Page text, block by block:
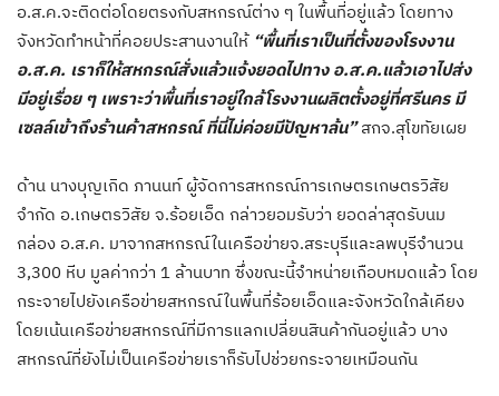
อ.ส.ค.จะติดต่อโดยตรงกับสหกรณ์ต่าง ๆ ในพื้นที่อยู่แล้ว โดยทาง
จังหวัดทำหน้าที่คอยประสานงานให้ “พื้นที่เราเป็นที่ตั้งของโรงงาน
อ.ส.ค. เราก็ให้สหกรณ์สั่งแล้วแจ้งยอดไปทาง อ.ส.ค.แล้วเอาไปส่ง
มีอยู่เรื่อย ๆ เพราะว่าพื้นที่เราอยู่ใกล้โรงงานผลิตตั้งอยู่ที่ศรีนคร มี
เซลล์เข้าถึงร้านค้าสหกรณ์ ที่นี่ไม่ค่อยมีปัญหาล้น”สกจ.สุโขทัยเผย
ด้าน นางบุญเกิด ภานนท์ ผู้จัดการสหกรณ์การเกษตรเกษตรวิสัย
จำกัด อ.เกษตรวิสัย จ.ร้อยเอ็ด กล่าวยอมรับว่า ยอดล่าสุดรับนม
กล่อง อ.ส.ค. มาจากสหกรณ์ในเครือข่ายจ.สระบุรีและลพบุรีจำนวน
3,300 หีบ มูลค่ากว่า 1 ล้านบาท ซึ่งขณะนี้จำหน่ายเกือบหมดแล้ว โดย
กระจายไปยังเครือข่ายสหกรณ์ในพื้นที่ร้อยเอ็ดและจังหวัดใกล้เคียง
โดยเน้นเครือข่ายสหกรณ์ที่มีการแลกเปลี่ยนสินค้ากันอยู่แล้ว บาง
สหกรณ์ที่ยังไม่เป็นเครือข่ายเราก็รับไปช่วยกระจายเหมือนกัน